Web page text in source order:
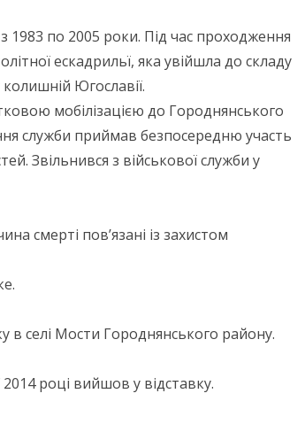
1983 по 2005 роки. Під час проходження
ескадрильї, яка увійшла до складу
Югославії.
мобілізацією до Городнянського
служби приймав безпосередню участь
Звільнився з військової служби у
смерті пов’язані із захистом
в селі Мости Городнянського району.
році вийшов у відставку.